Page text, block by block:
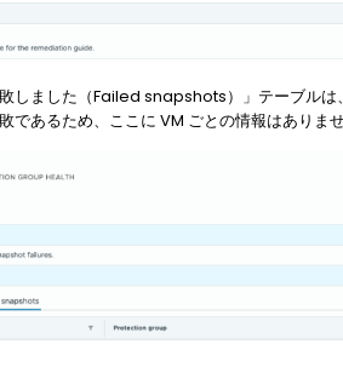
敗しました（Failed snapshots）」テーブル
であるため、ここに VM ごとの情報はありま